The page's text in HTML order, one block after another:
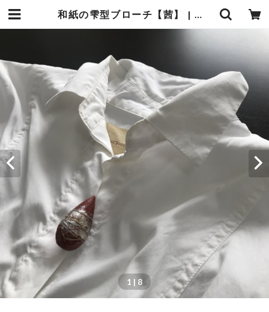
和紙の雫型ブローチ【茜】 | 暮らしの中の和紙のかたち
1 | 8